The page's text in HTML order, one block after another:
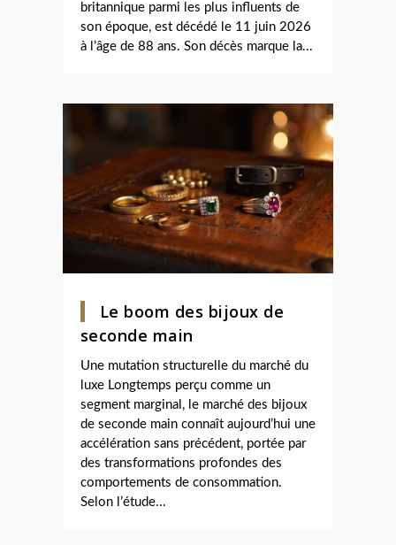
britannique parmi les plus influents de
son époque, est décédé le 11 juin 2026
à l’âge de 88 ans. Son décès marque la...
Le boom des bijoux de
seconde main
Une mutation structurelle du marché du
luxe Longtemps perçu comme un
segment marginal, le marché des bijoux
de seconde main connaît aujourd’hui une
accélération sans précédent, portée par
des transformations profondes des
comportements de consommation.
Selon l’étude...